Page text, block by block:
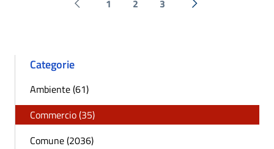
Pagina precedente
1 2 3 Successiva »
Categorie
Ambiente (61)
Commercio (35)
Comune (2036)